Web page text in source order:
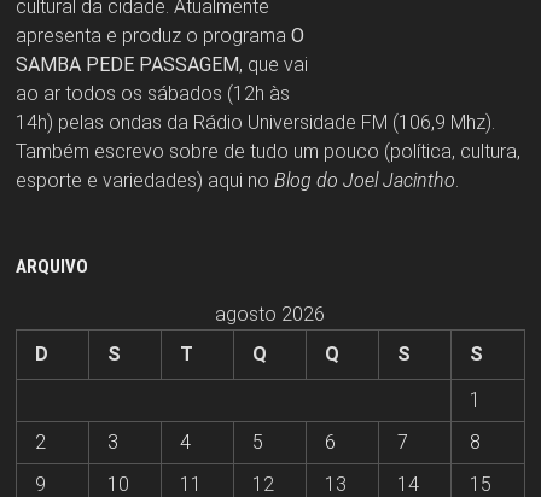
cultural da cidade. Atualmente
apresenta e produz o programa O
SAMBA PEDE PASSAGEM, que vai
ao ar todos os sábados (12h às
14h) pelas ondas da Rádio Universidade FM (106,9 Mhz).
Também escrevo sobre de tudo um pouco (política, cultura,
esporte e variedades) aqui no Blog do Joel Jacintho
ARQUIVO
agosto 2026
D
S T Q Q S
S
1
2
3 4 5 6 7
8
9
10 11 12 13 14
15